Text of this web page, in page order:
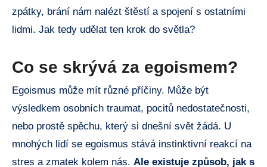
zpátky, brání nám nalézt štěstí a spojení s ostatními
lidmi. Jak tedy udělat ten krok do světla?
Co se skrývá za egoismem?
Egoismus může mít různé příčiny. Může být
výsledkem osobních traumat, pocitů nedostatečnosti,
nebo prostě spěchu, který si dnešní svět žádá. U
mnohých lidí se egoismus stává instinktivní reakcí na
stres a zmatek kolem nás. Ale existuje způsob, jak s